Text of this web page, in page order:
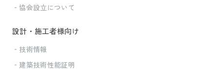
‐協会設立について
設計・施工者様向け
‐技術情報
‐建築技術性能証明